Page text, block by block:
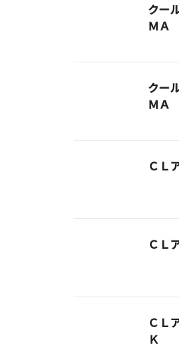
クー
ＭＡ
クー
ＭＡ
ＣＬ
ＣＬ
ＣＬ
Ｋ